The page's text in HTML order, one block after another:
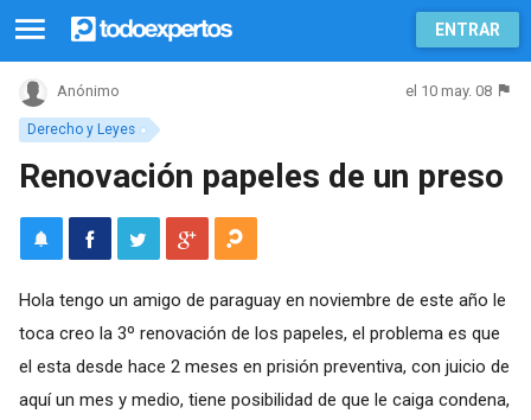
ENTRAR
Derecho y Leyes
Anónimo el 10 may. 08
Renovación papeles de un preso
Hola tengo un amigo de paraguay en noviembre de este año le
toca creo la 3º renovación de los papeles, el problema es que
el esta desde hace 2 meses en prisión preventiva, con juicio de
aquí un mes y medio, tiene posibilidad de que le caiga condena,